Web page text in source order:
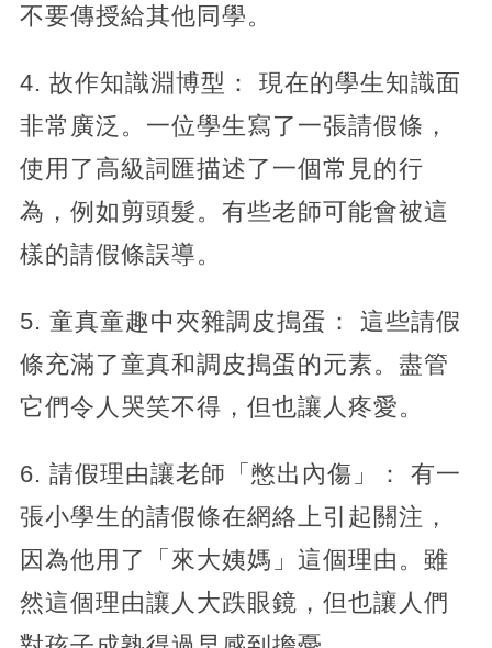
不要傳授給其他同學。
4. 故作知識淵博型： 現在的學生知識面
非常廣泛。一位學生寫了一張請假條，
使用了高級詞匯描述了一個常見的行
為，例如剪頭髮。有些老師可能會被這
樣的請假條誤導。
5. 童真童趣中夾雜調皮搗蛋： 這些請假
條充滿了童真和調皮搗蛋的元素。盡管
它們令人哭笑不得，但也讓人疼愛。
6. 請假理由讓老師「憋出內傷」： 有一
張小學生的請假條在網絡上引起關注，
因為他用了「來大姨媽」這個理由。雖
然這個理由讓人大跌眼鏡，但也讓人們